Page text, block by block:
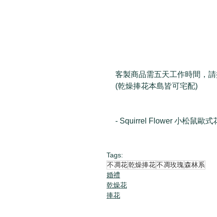
客製商品需五天工作時間，
(乾燥捧花本島皆可宅配)
- Squirrel Flower 小松鼠歐式
Tags:
不凋花乾燥捧花不凋玫瑰森林系
婚禮
乾燥花
捧花